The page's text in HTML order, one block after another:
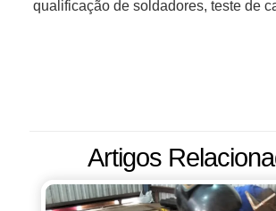
qualificação de soldadores, teste de
Artigos